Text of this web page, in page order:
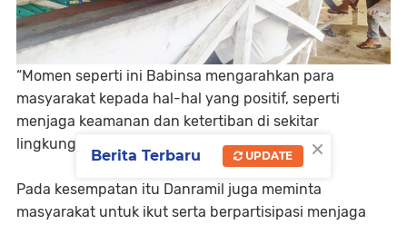
“Momen seperti ini Babinsa mengarahkan para
masyarakat kepada hal-hal yang positif, seperti
menjaga keamanan dan ketertiban di sekitar
lingkungan tempat tinggalnya,” kata Danramil.
Pada kesempatan itu Danramil juga meminta
masyarakat untuk ikut serta berpartisipasi menjaga
×
Berita Terbaru UPDATE